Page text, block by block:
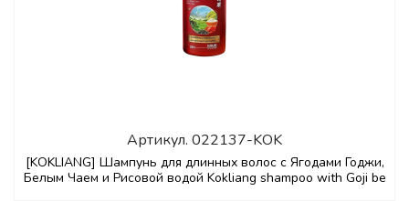
Артикул. 022137-KOK
[KOKLIANG] Шампунь для длинных волос с Ягодами Годжи,
Белым Чаем и Рисовой водой Kokliang shampoo with Goji be